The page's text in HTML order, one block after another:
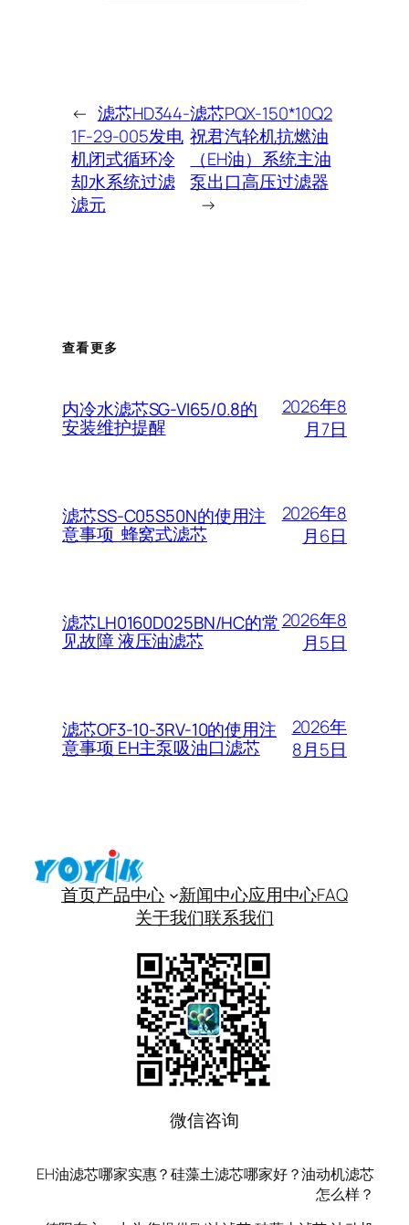
← 滤芯HD344-
1F-29-005发电
机闭式循环冷
却水系统过滤
滤元
滤芯PQX-150*10Q2
祝君汽轮机抗燃油
（EH油）系统主油
泵出口高压过滤器
→
查看更多
内冷水滤芯SG-VI65/0.8的
安装维护提醒
2026年8
月7日
滤芯SS-C05S50N的使用注
意事项 蜂窝式滤芯
2026年8
月6日
滤芯LH0160D025BN/HC的常
见故障 液压油滤芯
2026年8
月5日
滤芯OF3-10-3RV-10的使用注
意事项 EH主泵吸油口滤芯
2026年
8月5日
首页产品中心 新闻中心应用中心FAQ
关于我们联系我们
微信咨询
EH油滤芯哪家实惠？硅藻土滤芯哪家好？油动机滤芯
怎么样？